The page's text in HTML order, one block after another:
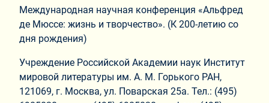
Международная научная конференция «Альфред
де Мюссе: жизнь и творчество». (К 200-летию со
дня рождения)
Учреждение Российской Академии наук Институт
мировой литературы им. А. М. Горького РАН,
121069, г. Москва, ул. Поварская 25а. Тел.: (495)